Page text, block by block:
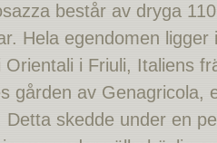
består av dryga
Hela egendomen ligger
Orientali i Friuli, Italiens
gården av Genagricola,
Detta skedde under en